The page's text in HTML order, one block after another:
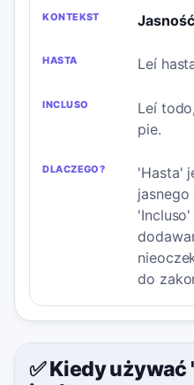
Leí
Leí
pie.
'Hasta'
do
✅ Kiedy używać